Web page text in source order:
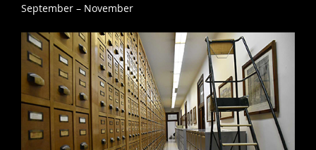
September – November